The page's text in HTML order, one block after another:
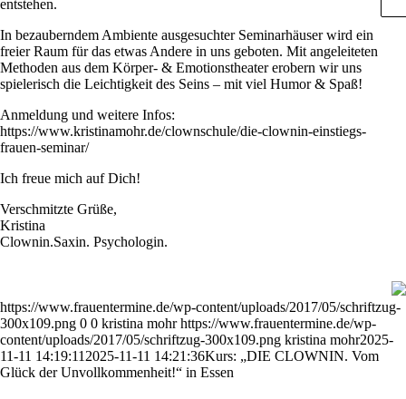
entstehen.
In bezauberndem Ambiente ausgesuchter Seminarhäuser wird ein
freier Raum für das etwas Andere in uns geboten. Mit angeleiteten
Methoden aus dem Körper- & Emotionstheater erobern wir uns
spielerisch die Leichtigkeit des Seins – mit viel Humor & Spaß!
Anmeldung und weitere Infos:
https://www.kristinamohr.de/clownschule/die-clownin-einstiegs-
frauen-seminar/
Ich freue mich auf Dich!
Verschmitzte Grüße,
Kristina
Clownin.Saxin. Psychologin.
https://www.frauentermine.de/wp-content/uploads/2017/05/schriftzug-
300x109.png 0 0 kristina mohr https://www.frauentermine.de/wp-
content/uploads/2017/05/schriftzug-300x109.png kristina mohr2025-
11-11 14:19:11 2025-11-11 14:21:36Kurs: „DIE CLOWNIN. Vom
Glück der Unvollkommenheit!“ in Essen